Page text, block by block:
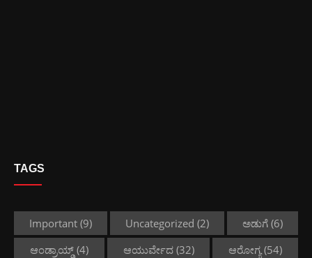
TAGS
Important (9) Uncategorized (2) ಅಡುಗೆ (6)
ಆಂಡ್ರಾಯ್ಡ್(4) ಆಯುರ್ವೇದ(32) ಆರೋಗ್ಯ(54)